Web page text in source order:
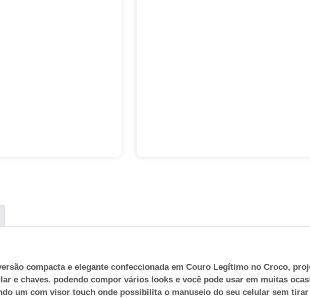
compacta e elegante confeccionada em Couro Legítimo no Croco,
e chaves. podendo compor vários looks e você pode usar em muitas
um com visor touch onde possibilita o manuseio do seu celular sem